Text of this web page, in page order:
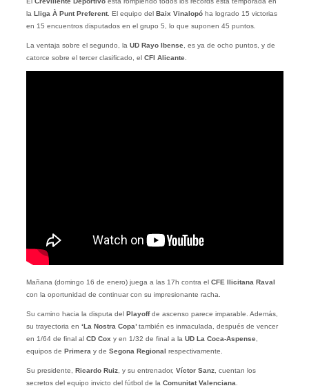
la Lliga À Punt Preferent. El equipo del Baix Vinalopó ha logrado 15 victorias
en 15 encuentros disputados en el grupo 5, lo que suponen 45 puntos.
La ventaja sobre el segundo, la UD Rayo Ibense, es ya de ocho puntos, y de
catorce sobre el tercer clasificado, el CFI Alicante.
Mañana (domingo 16 de enero) juega a las 17h contra el CFE Ilicitana Raval
con la oportunidad de continuar con su impresionante racha.
Su camino hacia la disputa del Playoffde ascenso parece imparable. Además,
su trayectoria en ‘La Nostra Copa’ también es inmaculada, después de vencer
en 1/64 de final al CD Coxy en 1/32 de final a la UD La Coca-Aspense,
equipos de Primeray de Segona Regional respectivamente.
Su presidente, Ricardo Ruiz, y su entrenador, Víctor Sanz, cuentan los
secretos del equipo invicto del fútbol de la Comunitat Valenciana.